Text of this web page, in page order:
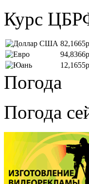
Курс
Погода
Погода